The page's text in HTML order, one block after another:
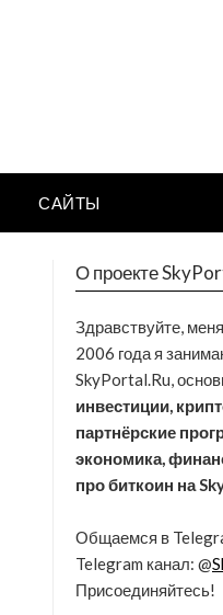
САЙТЫ
О проекте
Здравствуйте,
2006 года я
SkyPortal.Ru,
инвестиции,
партнёрские
экономика,
про биткоин на
Общаемся в
Telegram канал: @
Присоединяйтесь!